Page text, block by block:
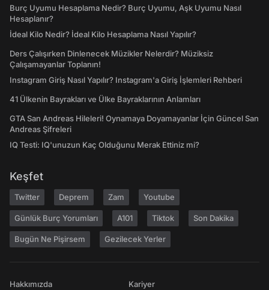
Burç Uyumu Hesaplama Nedir? Burç Uyumu, Aşk Uyumu Nasıl
Hesaplanır?
İdeal Kilo Nedir? İdeal Kilo Hesaplama Nasıl Yapılır?
Ders Çalışırken Dinlenecek Müzikler Nelerdir? Müziksiz
Çalışamayanlar Toplanın!
Instagram Giriş Nasıl Yapılır? Instagram'a Giriş İşlemleri Rehberi
41 Ülkenin Bayrakları ve Ülke Bayraklarının Anlamları
GTA San Andreas Hileleri! Oynamaya Doyamayanlar İçin Güncel San
Andreas Şifreleri
IQ Testi: IQ'unuzun Kaç Olduğunu Merak Ettiniz mi?
Keşfet
Twitter Deprem Zam Youtube
Günlük Burç Yorumları A101 Tiktok Son Dakika
Bugün Ne Pişirsem Gezilecek Yerler
Hakkımızda
Kariyer